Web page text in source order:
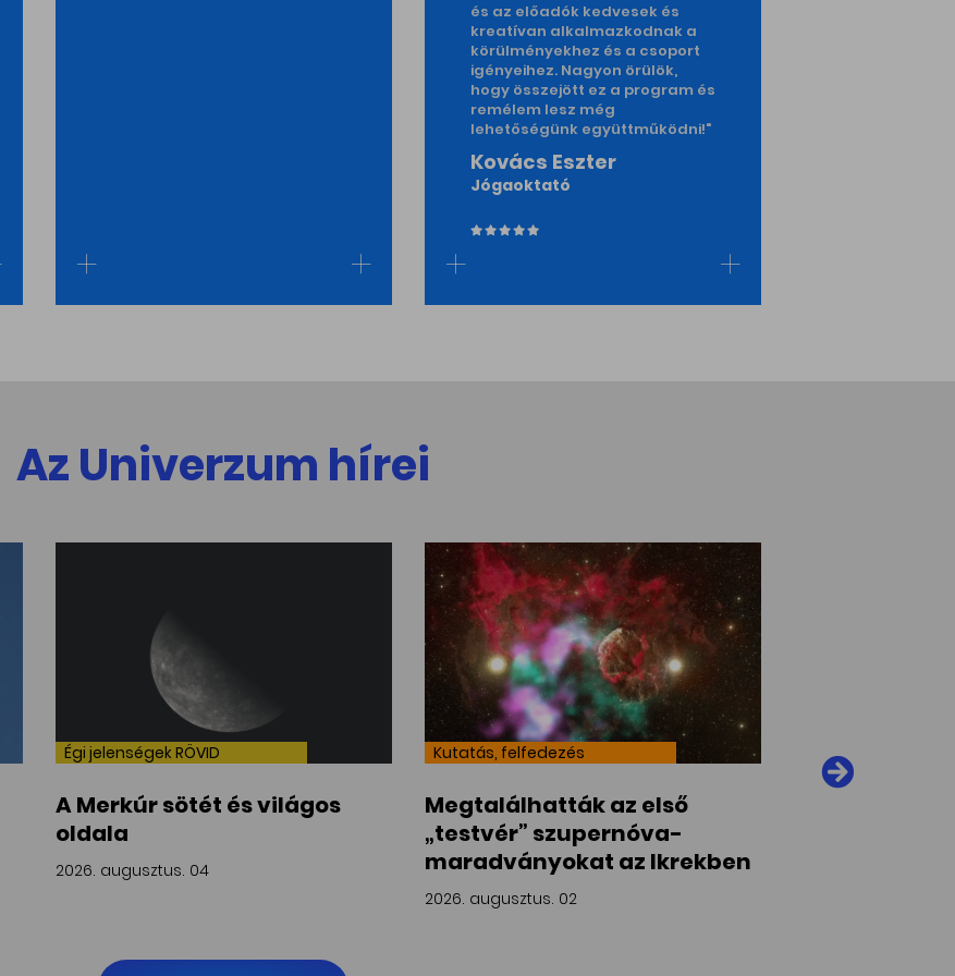
és az előadók kedvesek és
kreatívan alkalmazkodnak a
körülményekhez és a csoport
igényeihez. Nagyon örülök,
hogy összejött ez a program és
remélem lesz még
lehetőségünk együttműködni!"
Kovács Eszter
Jógaoktató
Az Univerzum hírei
Égi jelenségek RÖVID
A Merkúr sötét és világos
oldala
2026. augusztus. 04
Kutatás, felfedezés
Megtalálhatták az első
„testvér” szupernóva-
maradványokat az Ikrekben
2026. augusztus. 02
Égi jelenségek